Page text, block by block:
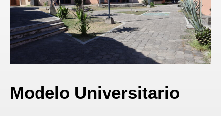
Modelo Universitario​